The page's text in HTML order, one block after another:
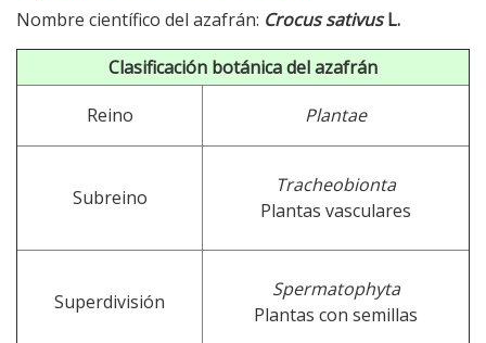
Nombre científico del azafrán: Crocus sativusL.
Clasificación botánica del azafrán
Reino
Plantae
Subreino
Tracheobionta
Plantas vasculares
Superdivisión
Spermatophyta
Plantas con semillas